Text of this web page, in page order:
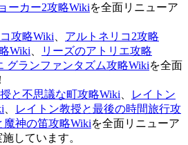
ーカー2攻略Wikiを全面リニューア
攻略Wiki
アルトネリコ2攻略
Wiki
リーズのアトリエ攻略
グランファンタズム攻略Wikiを全面
と不思議な町攻略Wiki
レイトン
レイトン教授と最後の時間旅行攻
魔神の笛攻略Wikiを全面リニューア
しています。